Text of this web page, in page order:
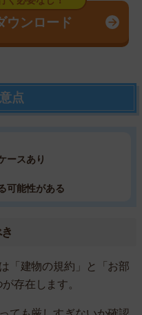
ウンロード
点
ースあり
可能性がある
「建物の規約」と「お部
存在します。